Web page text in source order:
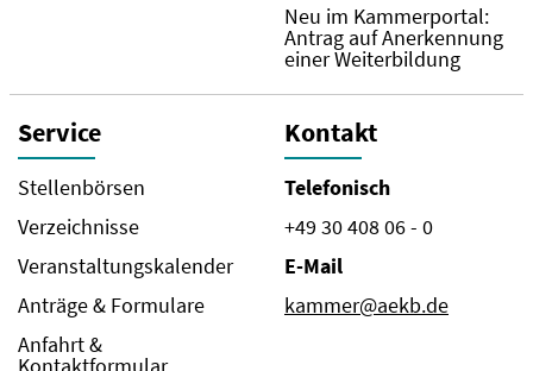
Neu im Kammerportal:
Antrag auf Anerkennung
einer Weiterbildung
Service
Stellenbörsen
Verzeichnisse
Veranstaltungskalender
Anträge & Formulare
Anfahrt &
Kontaktformular
Kontakt
Telefonisch
+49 30 408 06 - 0
E-Mail
kammer@aekb.de